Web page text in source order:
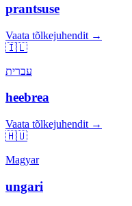
prantsuse
Vaata tõlkejuhendit →
🇮🇱
עברית
heebrea
Vaata tõlkejuhendit →
🇭🇺
Magyar
ungari